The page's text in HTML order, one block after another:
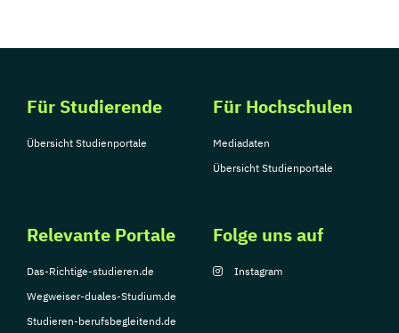
Für Studierende
Übersicht Studienportale
Für Hochschulen
Mediadaten
Übersicht Studienportale
Relevante Portale
Das-Richtige-studieren.de
Wegweiser-duales-Studium.de
Studieren-berufsbegleitend.de
Folge uns auf
Instagram